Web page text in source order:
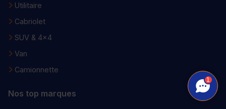
Utilitaire
Cabriolet
SUV & 4x4
Van
Camionnette
Nos top marques
1